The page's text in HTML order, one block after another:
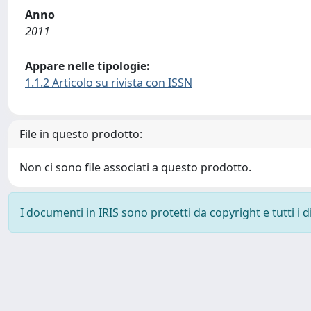
Anno
2011
Appare nelle tipologie:
1.1.2 Articolo su rivista con ISSN
File in questo prodotto:
Non ci sono file associati a questo prodotto.
I documenti in IRIS sono protetti da copyright e tutti i